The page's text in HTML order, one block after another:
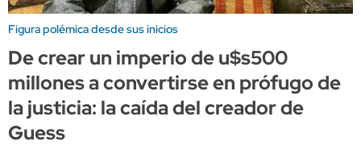
Figura polémica desde sus inicios
De crear un imperio de u$s500
millones a convertirse en prófugo de
la justicia: la caída del creador de
Guess